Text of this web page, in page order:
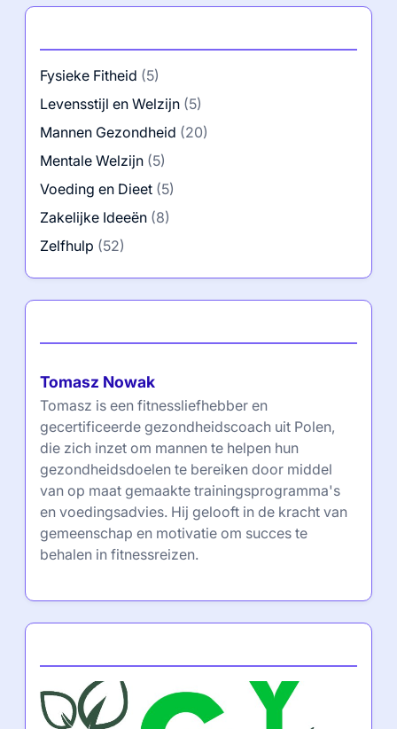
Fysieke Fitheid (5)
Levensstijl en Welzijn (5)
Mannen Gezondheid (20)
Mentale Welzijn (5)
Voeding en Dieet (5)
Zakelijke Ideeën (8)
Zelfhulp (52)
Tomasz Nowak
Tomasz is een fitnessliefhebber en
gecertificeerde gezondheidscoach uit Polen,
die zich inzet om mannen te helpen hun
gezondheidsdoelen te bereiken door middel
van op maat gemaakte trainingsprogramma's
en voedingsadvies. Hij gelooft in de kracht van
gemeenschap en motivatie om succes te
behalen in fitnessreizen.